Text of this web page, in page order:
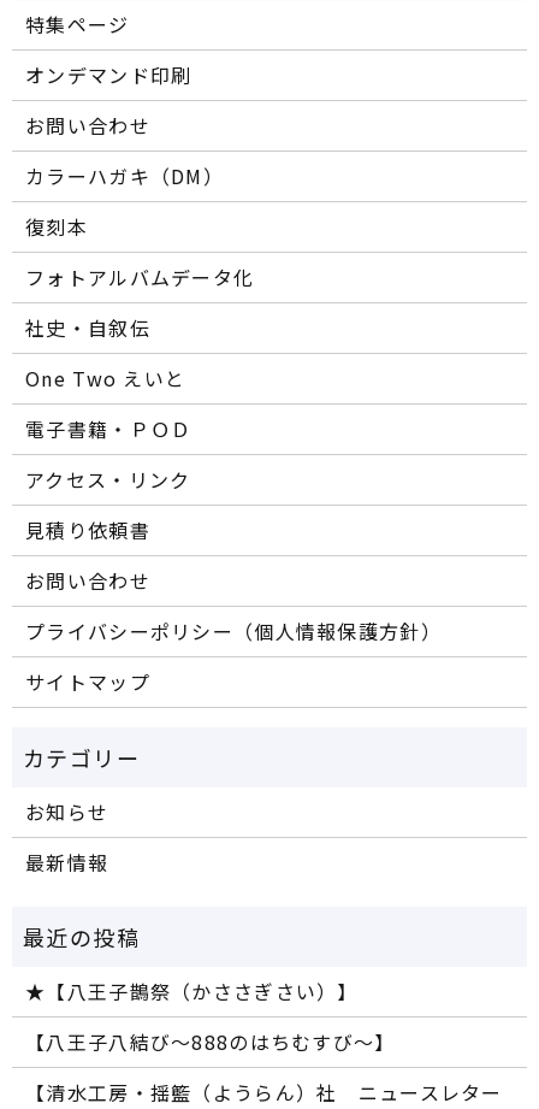
特集ページ
オンデマンド印刷
お問い合わせ
カラーハガキ（DM）
復刻本
フォトアルバムデータ化
社史・自叙伝
One Two えいと
電子書籍・ＰＯＤ
アクセス・リンク
見積り依頼書
お問い合わせ
プライバシーポリシー（個人情報保護方針）
サイトマップ
お知らせ
最新情報
★【八王子鵲祭（かささぎさい）】
【八王子八結び～888のはちむすび～】
【清水工房・揺籃（ようらん）社 ニュースレター